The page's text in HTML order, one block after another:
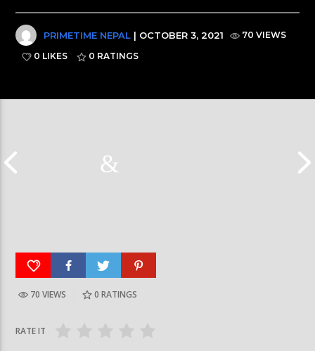
PRIMETIME NEPAL | OCTOBER 3, 2021
70 VIEWS
0 LIKES
0 RATINGS
आर्या निशान्त हालै ‘मिस नेपाल इन्टरनेसनल २०२६’
70 VIEWS 0 RATINGS
RATE IT